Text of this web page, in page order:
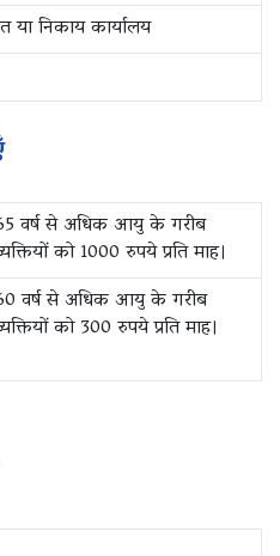
या निकाय कार्यालय
वर्ष से अधिक आयु के गरीब
को 1000 रुपये प्रति माह।
वर्ष से अधिक आयु के गरीब
को 300 रुपये प्रति माह।